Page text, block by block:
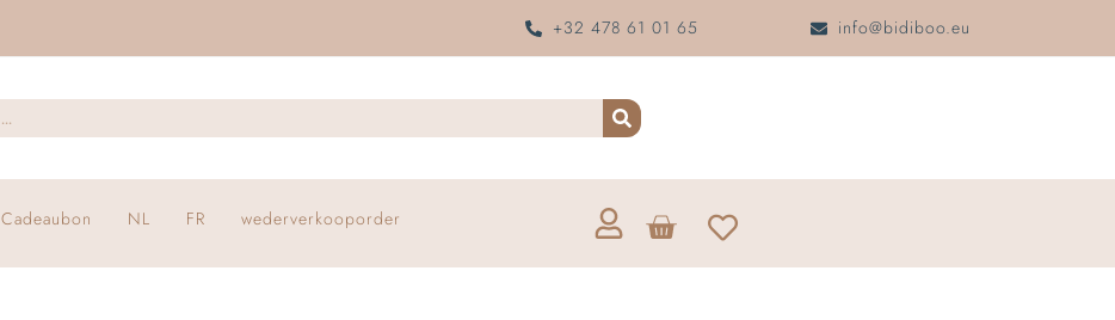
+32 478 61 01 65 info@bidiboo.eu
Cadeaubon NL FR wederverkooporder